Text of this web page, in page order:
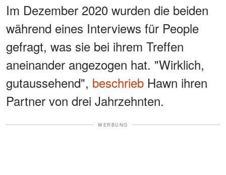
Im Dezember 2020 wurden die beiden
während eines Interviews für People
gefragt, was sie bei ihrem Treffen
aneinander angezogen hat. "Wirklich,
gutaussehend", beschrieb Hawn ihren
Partner von drei Jahrzehnten.
WERBUNG